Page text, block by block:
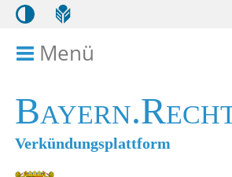
Menü
Verkündungsplattform